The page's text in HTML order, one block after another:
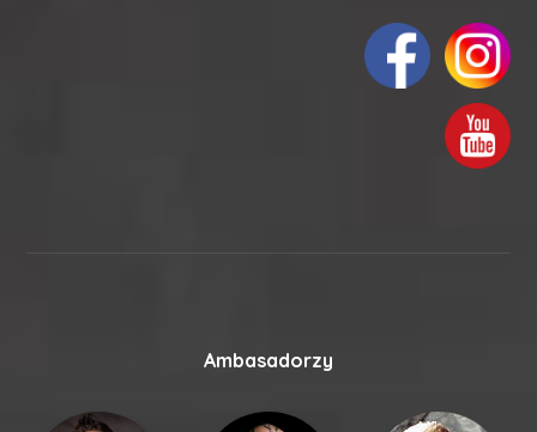
Ambasadorzy